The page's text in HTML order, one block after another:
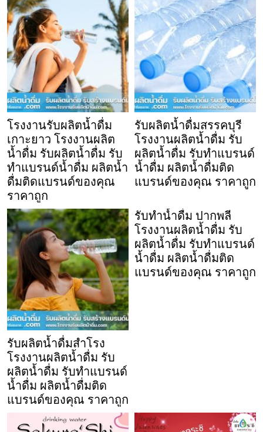
โรงงานรับผลิตน้ำดื่ม
เกาะยาว โรงงานผลิต
น้ำดื่ม รับผลิตน้ำดื่ม รับ
ทำแบรนด์น้ำดื่ม ผลิตน้ำ
ดื่มติดแบรนด์ของคุณ
ราคาถูก
รับผลิตน้ำดื่มสรรคบุรี
โรงงานผลิตน้ำดื่ม รับ
ผลิตน้ำดื่ม รับทำแบรนด์
น้ำดื่ม ผลิตน้ำดื่มติด
แบรนด์ของคุณ ราคาถูก
รับผลิตน้ำดื่มสำโรง
โรงงานผลิตน้ำดื่ม รับ
ผลิตน้ำดื่ม รับทำแบรนด์
น้ำดื่ม ผลิตน้ำดื่มติด
แบรนด์ของคุณ ราคาถูก
รับทำน้ำดื่ม ปากพลี
โรงงานผลิตน้ำดื่ม รับ
ผลิตน้ำดื่ม รับทำแบรนด์
น้ำดื่ม ผลิตน้ำดื่มติด
แบรนด์ของคุณ ราคาถูก